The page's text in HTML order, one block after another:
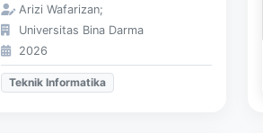
Arizi Wafarizan;
Universitas Bina Darma
2026
Teknik Informatika